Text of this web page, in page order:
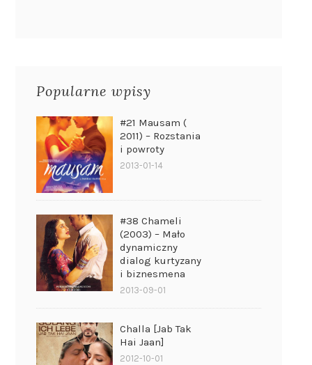
Popularne wpisy
#21 Mausam (
2011) – Rozstania
i powroty
2013-01-14
#38 Chameli
(2003) – Mało
dynamiczny
dialog kurtyzany
i biznesmena
2013-09-01
Challa [Jab Tak
Hai Jaan]
2012-10-01